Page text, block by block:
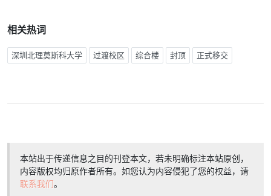
相关热词
深圳北理莫斯科大学 过渡校区 综合楼 封顶 正式移交
本站出于传递信息之目的刊登本文，若未明确标注本站原创，
内容版权均归原作者所有。如您认为内容侵犯了您的权益，请
联系我们。